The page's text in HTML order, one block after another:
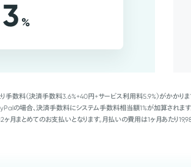
3 %
手数料（決済手数料3.6%+40円+サービス利用料5.9%）がかかりま
の場合、決済手数料にシステム手数料相当額1%が加算されます
月まとめてのお支払いとなります。月払いの費用は1ヶ月あたり